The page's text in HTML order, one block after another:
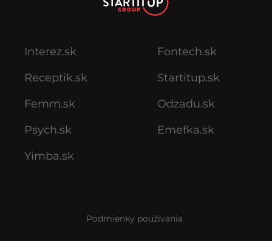
Interez.sk
Receptik.sk
Femm.sk
Psych.sk
Yimba.sk
Fontech.sk
Startitup.sk
Odzadu.sk
Emefka.sk
Podmienky používania